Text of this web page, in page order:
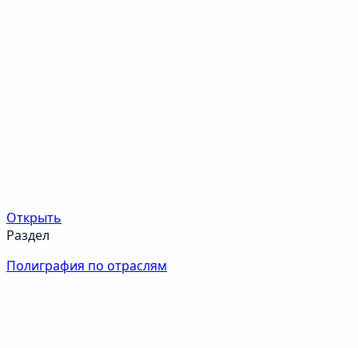
Открыть
Раздел
Полиграфия по отраслям